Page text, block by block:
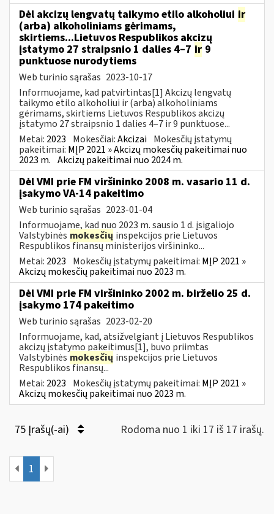
Dėl akcizų lengvatų taikymo etilo alkoholiui ir
(arba) alkoholiniams gėrimams,
skirtiems...Lietuvos Respublikos akcizų
įstatymo 27 straipsnio 1 dalies 4–7 ir 9
punktuose nurodytiems
Web turinio sąrašas 2023-10-17
Informuojame, kad patvirtintas[1] Akcizų lengvatų
taikymo etilo alkoholiui ir (arba) alkoholiniams
gėrimams, skirtiems Lietuvos Respublikos akcizų
įstatymo 27 straipsnio 1 dalies 4–7 ir 9 punktuose...
Metai: 2023 Mokesčiai:Akcizai Mokesčių įstatymų
pakeitimai: MĮP 2021 » Akcizų mokesčių pakeitimai nuo
2023 m. Akcizų pakeitimai nuo 2024 m.
Dėl VMI prie FM viršininko 2008 m. vasario 11 d.
įsakymo VA-14 pakeitimo
Web turinio sąrašas 2023-01-04
Informuojame, kad nuo 2023 m. sausio 1 d. įsigaliojo
Valstybinės mokesčių inspekcijos prie Lietuvos
Respublikos finansų ministerijos viršininko...
Metai: 2023 Mokesčių įstatymų pakeitimai: MĮP 2021 »
Akcizų mokesčių pakeitimai nuo 2023 m.
Dėl VMI prie FM viršininko 2002 m. birželio 25 d.
įsakymo 174 pakeitimo
Web turinio sąrašas 2023-02-20
Informuojame, kad, atsižvelgiant į Lietuvos Respublikos
akcizų įstatymo pakeitimus[1], buvo priimtas
Valstybinės mokesčių inspekcijos prie Lietuvos
Respublikos finansų...
Metai: 2023 Mokesčių įstatymų pakeitimai: MĮP 2021 »
Akcizų mokesčių pakeitimai nuo 2023 m.
75 Įrašų(-ai) Rodoma nuo 1 iki 17 iš 17 irašų.
1